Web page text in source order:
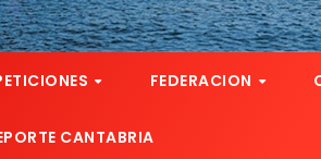
FEDERACION
CANTABRIA